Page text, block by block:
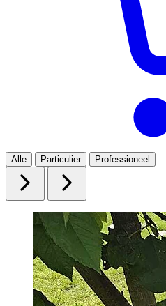
Alle Particulier Professioneel